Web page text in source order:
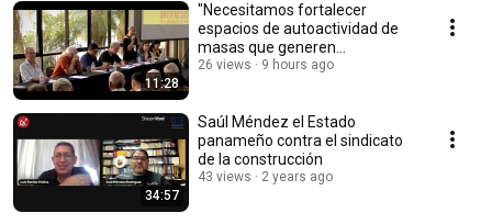
11:28
"Necesitamos fortalecer
espacios de autoactividad de
masas que generen
comunidad, generen colectivo"
26 views 9 hours ago
34:57
Saúl Méndez el Estado
panameño contra el sindicato
de la construcción
43 views 2 years ago